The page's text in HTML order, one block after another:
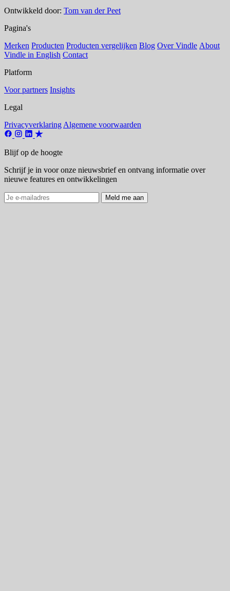
Ontwikkeld door: Tom van der Peet
Pagina's
Merken Producten Producten vergelijken Blog Over Vindle About
Vindle in English Contact
Platform
Voor partners Insights
Legal
Privacyverklaring Algemene voorwaarden
Blijf op de hoogte
Schrijf je in voor onze nieuwsbrief en ontvang informatie over
nieuwe features en ontwikkelingen
Meld me aan